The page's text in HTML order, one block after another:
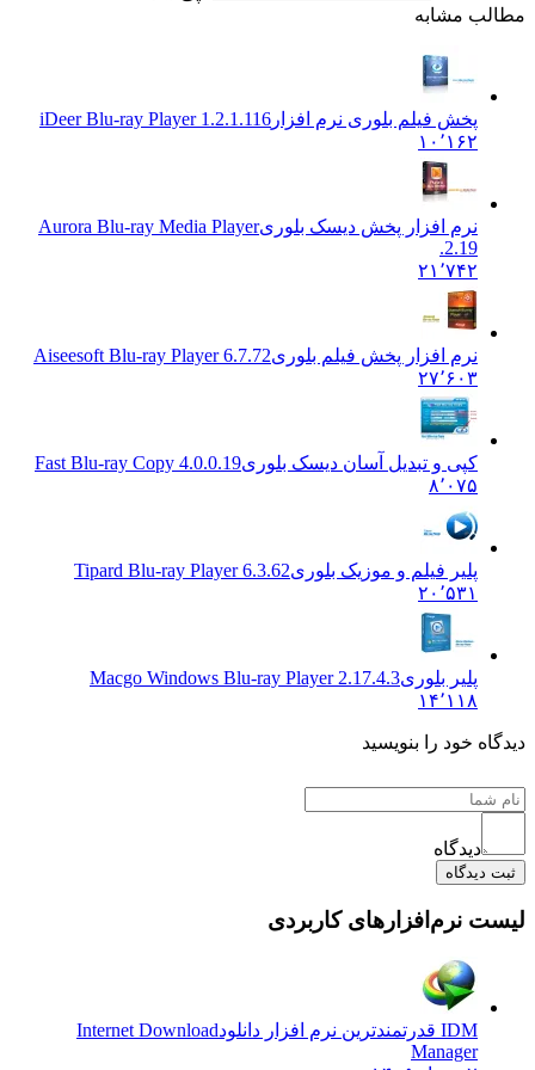
مشابه
پخش فیلم بلوری نرم افزارiDeer Blu-ray Player 1.2.1.116
۱۰٬۱۶۲
نرم افزار پخش دیسک بلوری Aurora Blu-ray Media Player
۲۱٬۷۴۲
نرم افزار پخش فیلم بلوری Aiseesoft Blu-ray Player 6.7.72
۲۷٬۶۰۳
کپی و تبدیل آسان دیسک بلوری Fast Blu-ray Copy 4.0.0.19
پلیر فیلم و موزیک بلوری Tipard Blu-ray Player 6.3.62
۲۰٬۵۳۱
پلیر بلوری Macgo Windows Blu-ray Player 2.17.4.3
۱۴٬۱۱۸
خود را بنویسید
دیدگاه
نرم‌افزارهای کاربردی
Internet Download
Manager